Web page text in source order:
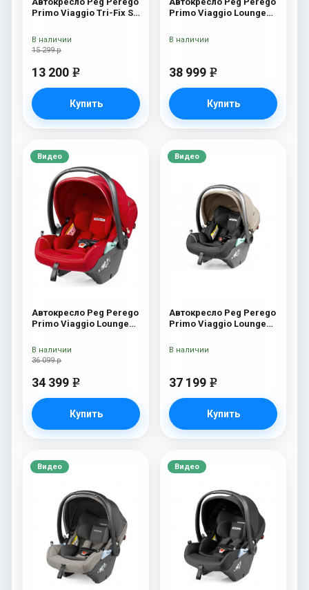
Primo Viaggio Tri-Fix SL
15 299 р
13 200 e
Купить
В наличии
Primo Viaggio Lounge
38 999 e
Купить
В наличии
Видео
Автокресло Peg Perego
Primo Viaggio Lounge
36 099 р
34 399 e
Купить
В наличии
Видео
Автокресло Peg Perego
Primo Viaggio Lounge
37 199 e
Купить
В наличии
Видео Видео